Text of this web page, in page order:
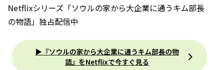
Netflixシリーズ「ソウルの家から大企業に通うキム部長
の物語」独占配信中
▶︎『ソウルの家から大企業に通うキム部長の物
語』をNetflixで今すぐ見る